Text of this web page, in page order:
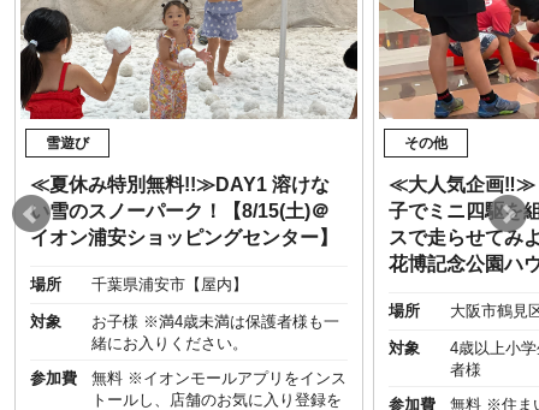
雪遊び
≪夏休み特別無料!!≫DAY1 溶けな
い雪のスノーパーク！【8/15(土)＠
イオン浦安ショッピングセンター】
場所 千葉県浦安市【屋内】
対象
お子様 ※満4歳未満は保護者様も一
緒にお入りください。
参加費
無料 ※イオンモールアプリをインス
トールし、店舗のお気に入り登録を
その他
≪大人気企画‼︎≫
子でミニ四駆を
スで走らせてみ
花博記念公園ハ
場所 大阪市鶴見
対象
4歳以上小
者様
参加費
無料 ※住ま